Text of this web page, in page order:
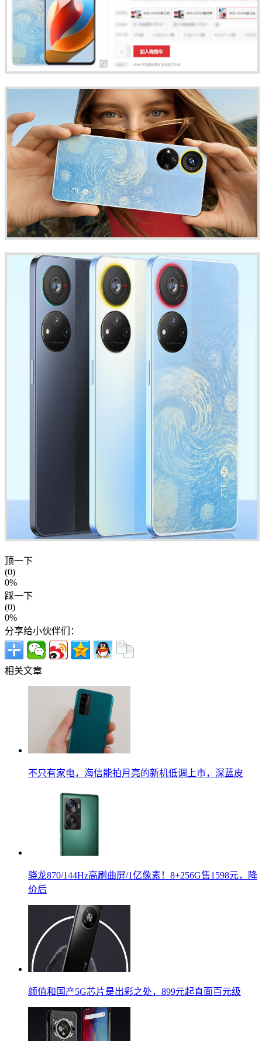
顶一下
(0)
0%
踩一下
(0)
0%
分享给小伙伴们：
相关文章
不只有家电，海信能拍月亮的新机低调上市，深蓝皮
骁龙870/144Hz高刷曲屏/1亿像素！8+256G售1598元，降
价后
颜值和国产5G芯片是出彩之处，899元起直面百元级